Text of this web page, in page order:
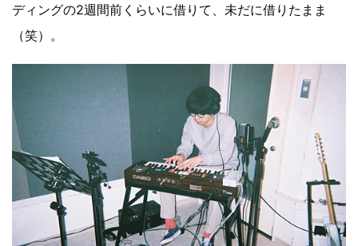
ディングの2週間前くらいに借りて、未だに借りたまま
（笑）。